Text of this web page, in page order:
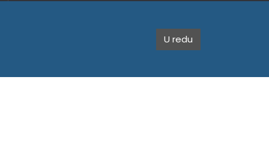
U redu